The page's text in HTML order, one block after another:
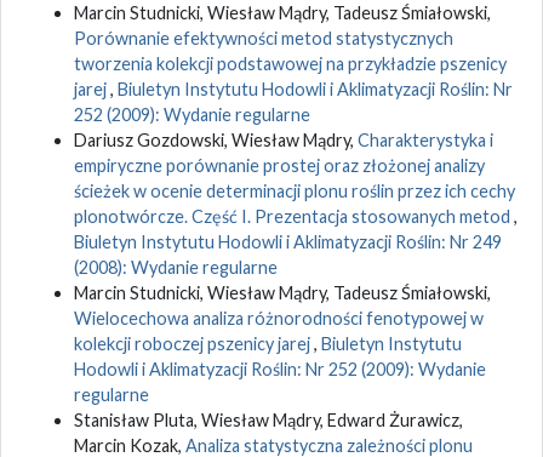
Marcin Studnicki, Wiesław Mądry, Tadeusz Śmiałowski,
Porównanie efektywności metod statystycznych
tworzenia kolekcji podstawowej na przykładzie pszenicy
jarej, Biuletyn Instytutu Hodowli i Aklimatyzacji Roślin: Nr
252 (2009): Wydanie regularne
Dariusz Gozdowski, Wiesław Mądry, Charakterystyka i
empiryczne porównanie prostej oraz złożonej analizy
ścieżek w ocenie determinacji plonu roślin przez ich cechy
plonotwórcze. Część I. Prezentacja stosowanych metod ,
Biuletyn Instytutu Hodowli i Aklimatyzacji Roślin: Nr 249
(2008): Wydanie regularne
Marcin Studnicki, Wiesław Mądry, Tadeusz Śmiałowski,
Wielocechowa analiza różnorodności fenotypowej w
kolekcji roboczej pszenicy jarej, Biuletyn Instytutu
Hodowli i Aklimatyzacji Roślin: Nr 252 (2009): Wydanie
regularne
Stanisław Pluta, Wiesław Mądry, Edward Żurawicz,
Marcin Kozak, Analiza statystyczna zależności plonu